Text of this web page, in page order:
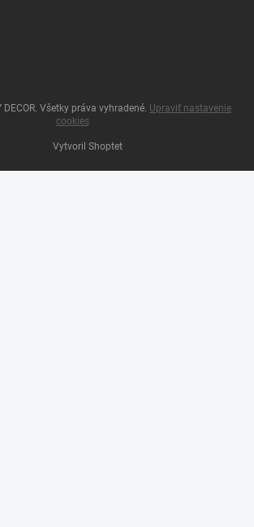
Vytvoril Shoptet
DECOR. Všetky práva vyhradené. Upraviť nastavenie
cookies